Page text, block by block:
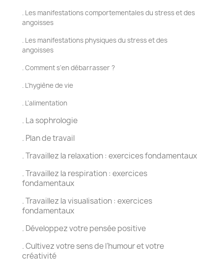
. Les manifestations comportementales du stress et des
angoisses
. Les manifestations physiques du stress et des
angoisses
. Comment s’en débarrasser ?
. L’hygiène de vie
. L’alimentation
. La sophrologie
. Plan de travail
. Travaillez la relaxation : exercices fondamentaux
. Travaillez la respiration : exercices
fondamentaux
. Travaillez la visualisation : exercices
fondamentaux
. Développez votre pensée positive
. Cultivez votre sens de l’humour et votre
créativité